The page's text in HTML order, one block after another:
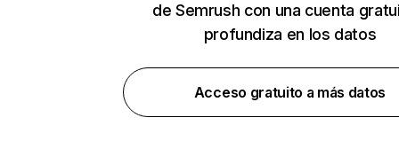
de Semrush con una cuenta
profundiza en los datos
Acceso gratuito a más datos